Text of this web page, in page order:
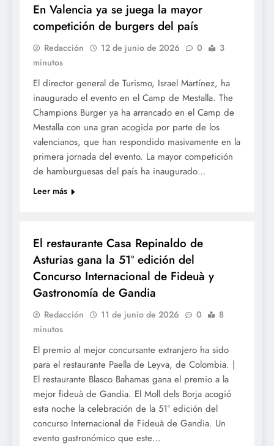
En Valencia ya se juega la mayor
competición de burgers del país
Redacción 12 de junio de 2026 0
3
minutos
El director general de Turismo, Israel Martínez, ha
inaugurado el evento en el Camp de Mestalla. The
Champions Burger ya ha arrancado en el Camp de
Mestalla con una gran acogida por parte de los
valencianos, que han respondido masivamente en la
primera jornada del evento. La mayor competición
de hamburguesas del país ha inaugurado…
Leer más
El restaurante Casa Repinaldo de
Asturias gana la 51º edición del
Concurso Internacional de Fideuà y
Gastronomía de Gandia
Redacción 11 de junio de 2026 0
8
minutos
El premio al mejor concursante extranjero ha sido
para el restaurante Paella de Leyva, de Colombia. |
El restaurante Blasco Bahamas gana el premio a la
mejor fideuà de Gandia. El Moll dels Borja acogió
esta noche la celebración de la 51° edición del
concurso Internacional de Fideuà de Gandia. Un
evento gastronómico que este…